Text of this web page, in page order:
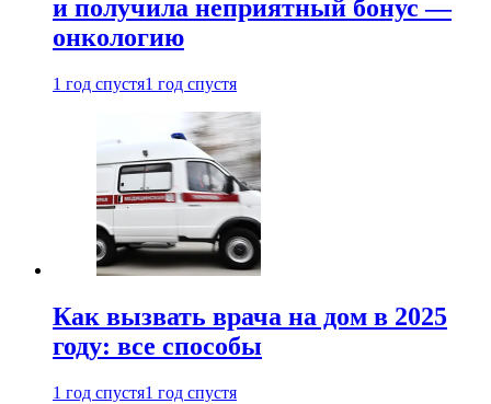
и получила неприятный бонус —
онкологию
1 год спустя1 год спустя
Как вызвать врача на дом в 2025
году: все способы
1 год спустя1 год спустя